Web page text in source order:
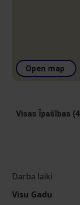
Open map
Visas Īpašības
Darba laiki
Visu Gadu